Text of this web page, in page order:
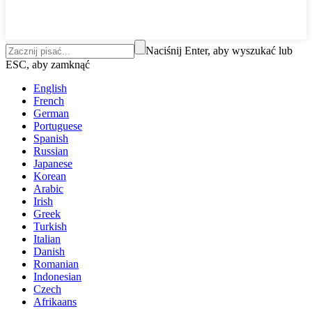
Naciśnij Enter, aby wyszukać lub
ESC, aby zamknąć
English
French
German
Portuguese
Spanish
Russian
Japanese
Korean
Arabic
Irish
Greek
Turkish
Italian
Danish
Romanian
Indonesian
Czech
Afrikaans